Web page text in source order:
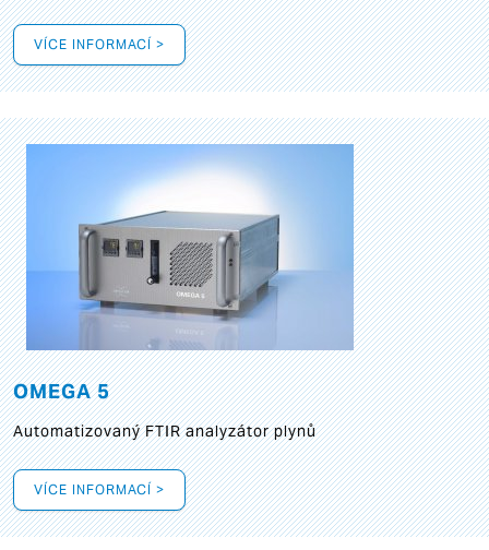
VÍCE INFORMACÍ >
OMEGA 5
Automatizovaný FTIR analyzátor plynů
VÍCE INFORMACÍ >